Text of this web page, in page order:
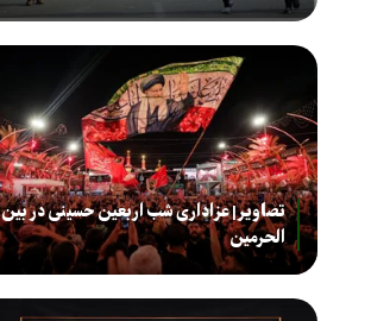
تصاویر| عزاداری شب اربعین حسینی در بین
الحرمین